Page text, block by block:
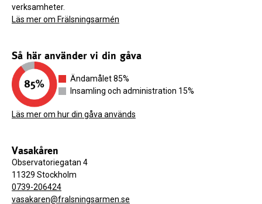
verksamheter.
Läs mer om Frälsningsarmén
Så här använder vi din gåva
Ändamålet 85%
Insamling och administration 15%
Läs mer om hur din gåva används
Vasakåren
Observatoriegatan 4
11329 Stockholm
0739-206424
vasakaren@fralsningsarmen.se